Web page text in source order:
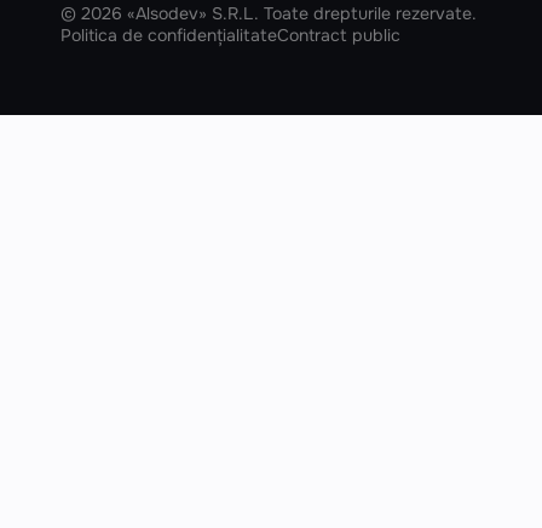
© 2026 «Alsodev» S.R.L. Toate drepturile rezervate.
Politica de confidențialitateContract public